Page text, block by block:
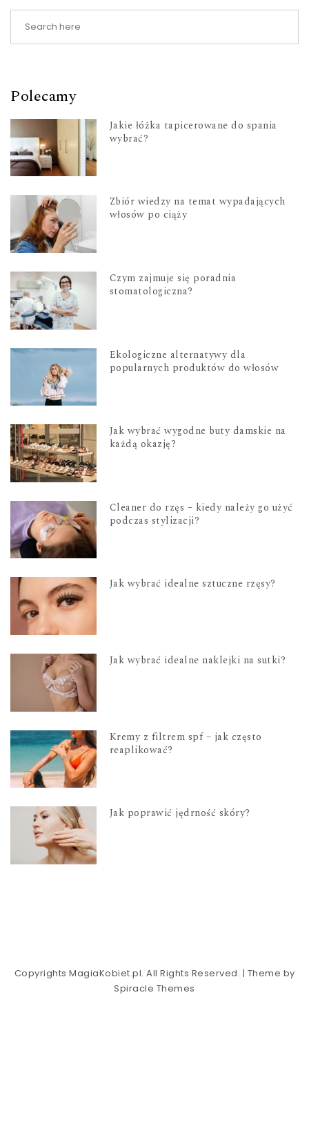
Polecamy
Jakie łóżka tapicerowane do spania
wybrać?
Zbiór wiedzy na temat wypadających
włosów po ciąży
Czym zajmuje się poradnia
stomatologiczna?
Ekologiczne alternatywy dla
popularnych produktów do włosów
Jak wybrać wygodne buty damskie na
każdą okazję?
Cleaner do rzęs – kiedy należy go użyć
podczas stylizacji?
Jak wybrać idealne sztuczne rzęsy?
Jak wybrać idealne naklejki na sutki?
Kremy z filtrem spf – jak często
reaplikować?
Jak poprawić jędrność skóry?
Copyrights MagiaKobiet.pl. All Rights Reserved. | Theme by
Spiracle Themes